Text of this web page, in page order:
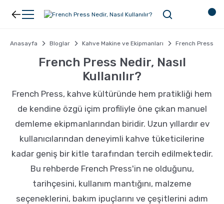
Geri Dön
Kahve
Espresso
Organik Kahve
Türk Kahvesi
Nespresso Uyumlu Kapsül Kahve
Geri Dön
Ekipman
V60
Pour Over
Dripper
Chemex
Anasayfa Bloglar Kahve Makine ve Ekipmanları French Press
French Press Nedir, Nasıl
Kullanılır?
French Press, kahve kültüründe hem pratikliği hem
de kendine özgü içim profiliyle öne çıkan manuel
demleme ekipmanlarından biridir. Uzun yıllardır ev
kullanıcılarından deneyimli kahve tüketicilerine
kadar geniş bir kitle tarafından tercih edilmektedir.
Bu rehberde French Press'in ne olduğunu,
tarihçesini, kullanım mantığını, malzeme
seçeneklerini, bakım ipuçlarını ve çeşitlerini adım